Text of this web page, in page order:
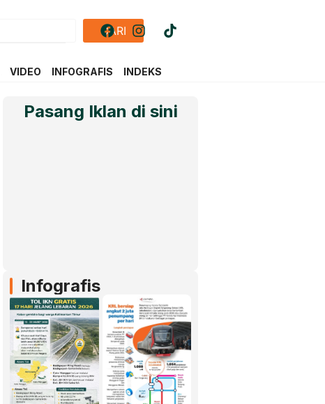
CARI
VIDEO INFOGRAFIS INDEKS
Pasang Iklan di sini
Infografis